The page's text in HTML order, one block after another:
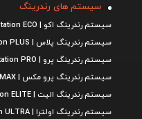
سیستم های رندرینگ
سیستم رندرینگ اکو | Workstation ECO
سیستم رندرینگ پلاس | Workstation PLUS
سیستم رندرینگ پرو | Workstation PRO
سیستم رندرینگ پرو مکس | Workstation PROMAX
سیستم رندرینگ الیت | Workstation ELITE
سیستم رندرینگ اولترا | Workstation ULTRA